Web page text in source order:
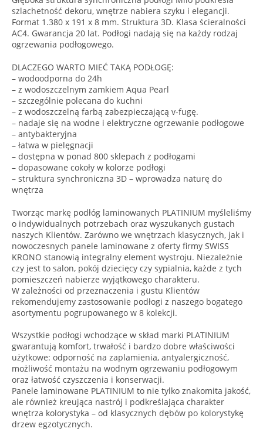
szlachetność dekoru, wnętrze nabiera szyku i elegancji.
Format 1.380 x 191 x 8 mm. Struktura 3D. Klasa ścieralności
AC4. Gwarancja 20 lat. Podłogi nadają się na każdy rodzaj
ogrzewania podłogowego.
DLACZEGO WARTO MIEĆ TAKĄ PODŁOGĘ:
– wodoodporna do 24h
– z wodoszczelnym zamkiem Aqua Pearl
– szczególnie polecana do kuchni
– z wodoszczelną farbą zabezpieczającą v-fugę.
– nadaje się na wodne i elektryczne ogrzewanie podłogowe
– antybakteryjna
– łatwa w pielęgnacji
– dostępna w ponad 800 sklepach z podłogami
– dopasowane cokoły w kolorze podłogi
– struktura synchroniczna 3D – wprowadza naturę do
wnętrza
Tworząc markę podłóg laminowanych PLATINIUM myśleliśmy
o indywidualnych potrzebach oraz wyszukanych gustach
naszych Klientów. Zarówno we wnętrzach klasycznych, jak i
nowoczesnych panele laminowane z oferty firmy SWISS
KRONO stanowią integralny element wystroju. Niezależnie
czy jest to salon, pokój dziecięcy czy sypialnia, każde z tych
pomieszczeń nabierze wyjątkowego charakteru.
W zależności od przeznaczenia i gustu Klientów
rekomendujemy zastosowanie podłogi z naszego bogatego
asortymentu pogrupowanego w 8 kolekcji.
Wszystkie podłogi wchodzące w skład marki PLATINIUM
gwarantują komfort, trwałość i bardzo dobre właściwości
użytkowe: odporność na zaplamienia, antyalergiczność,
możliwość montażu na wodnym ogrzewaniu podłogowym
oraz łatwość czyszczenia i konserwacji.
Panele laminowane PLATINIUM to nie tylko znakomita jakość,
ale również kreująca nastrój i podkreślająca charakter
wnętrza kolorystyka – od klasycznych dębów po kolorystykę
drzew egzotycznych.